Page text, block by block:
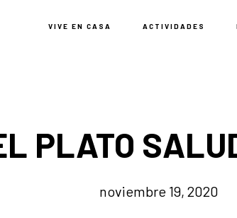
VIVE EN CASA ACTIVIDADES
PLATO
noviembre 19, 2020